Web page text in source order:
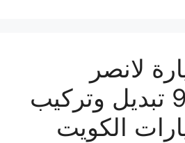
لانصر
99007355 تبديل وتركيب
الكويت